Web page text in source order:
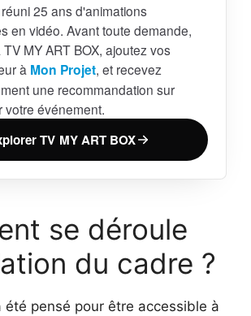
25 ans d'animations
en vidéo. Avant toute demande,
MY ART BOX, ajoutez vos
à Mon Projet, et recevez
une recommandation sur
votre événement.
TV MY ART BOX
se déroule
du cadre ?
été pensé pour être accessible à